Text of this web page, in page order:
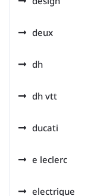
deux
dh
dh vtt
ducati
e leclerc
electrique